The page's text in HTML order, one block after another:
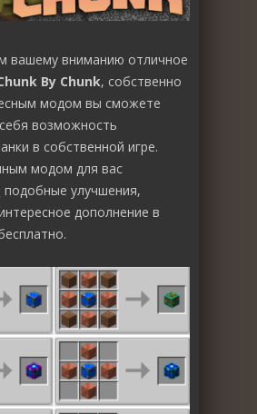
вашему вниманию отличное
By Chunk, собственно
модом вы сможете
возможность
в собственной игре.
модом для вас
улучшения,
дополнение в